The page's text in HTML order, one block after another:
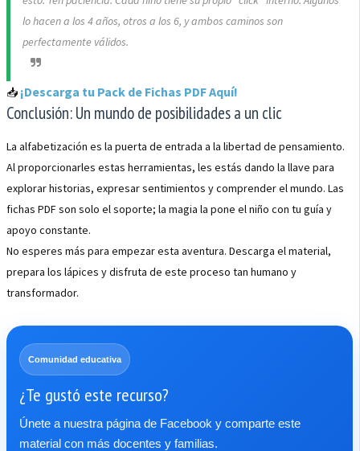
lo hacen a los 4 años, otros a los 6, y ambos caminos son
perfectamente válidos.
📥 ¡Descarga tu Pack de Fichas PDF Aquí!
Conclusión: Un mundo de posibilidades a un clic
La alfabetización es la puerta de entrada a la libertad de pensamiento.
Al proporcionarles estas herramientas, les estás dando la llave para
explorar historias, expresar sentimientos y comprender el mundo. Las
fichas PDF son solo el soporte; la magia la pone el niño con tu guía y
apoyo constante.
No esperes más para empezar esta aventura. Descarga el material,
prepara los lápices y disfruta de este proceso tan humano y
transformador.
Comunidad educativa
¿Te gustó este recurso?
Únete a nuestra página de Facebook y comparte este
material con más docentes y familias.